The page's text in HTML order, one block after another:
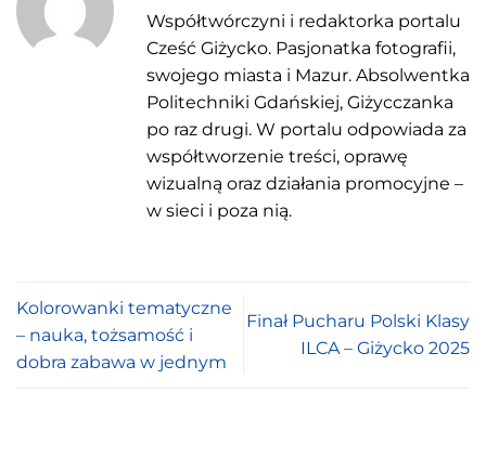
Współtwórczyni i redaktorka portalu
Cześć Giżycko. Pasjonatka fotografii,
swojego miasta i Mazur. Absolwentka
Politechniki Gdańskiej, Giżycczanka
po raz drugi. W portalu odpowiada za
współtworzenie treści, oprawę
wizualną oraz działania promocyjne –
w sieci i poza nią.
Kolorowanki tematyczne
– nauka, tożsamość i
dobra zabawa w jednym
Finał Pucharu Polski Klasy
ILCA – Giżycko 2025